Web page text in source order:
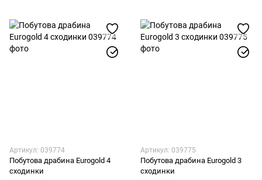
Артикул: 039774
Побутова драбина Eurogold 4
сходинки
Артикул: 039775
Побутова драбина Eurogold 3
сходинки